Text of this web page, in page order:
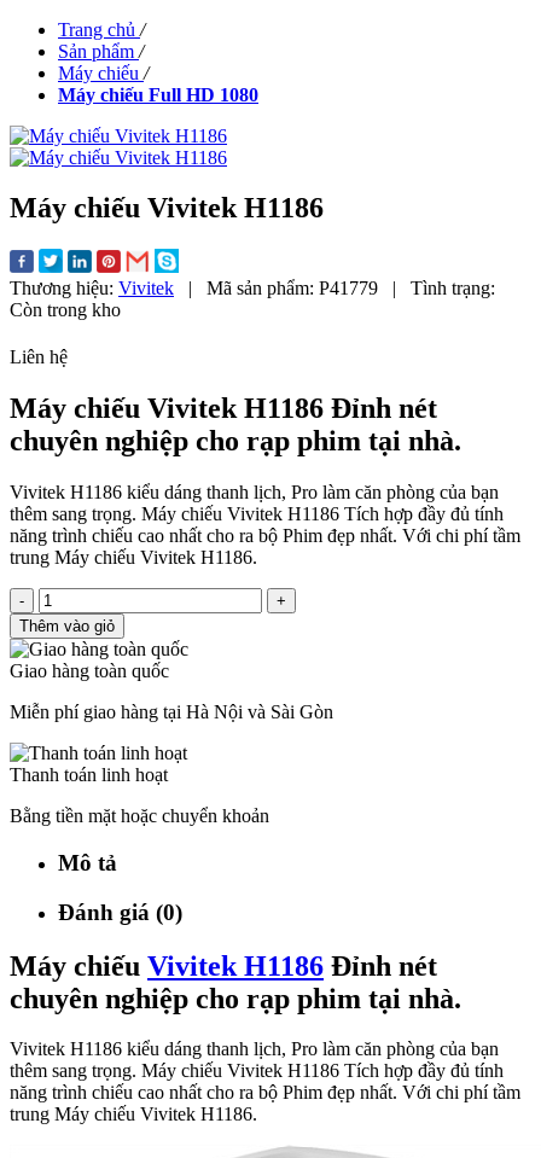
Trang chủ /
Sản phẩm /
Máy chiếu /
Máy chiếu Full HD 1080
Máy chiếu Vivitek H1186
Thương hiệu: Vivitek | Mã sản phẩm: P41779 |
Tình trạng:
Còn trong kho
Liên hệ
Máy chiếu Vivitek H1186 Đỉnh nét
chuyên nghiệp cho rạp phim tại nhà.
Vivitek H1186 kiểu dáng thanh lịch, Pro làm căn phòng của bạn
thêm sang trọng. Máy chiếu Vivitek H1186 Tích hợp đầy đủ tính
năng trình chiếu cao nhất cho ra bộ Phim đẹp nhất. Với chi phí tầm
trung Máy chiếu Vivitek H1186.
-
+
Thêm vào giỏ
Giao hàng toàn quốc
Miễn phí giao hàng tại Hà Nội và Sài Gòn
Thanh toán linh hoạt
Bằng tiền mặt hoặc chuyển khoản
Mô tả
Đánh giá (0)
Máy chiếu Vivitek H1186 Đỉnh nét
chuyên nghiệp cho rạp phim tại nhà.
Vivitek H1186 kiểu dáng thanh lịch, Pro làm căn phòng của bạn
thêm sang trọng. Máy chiếu Vivitek H1186 Tích hợp đầy đủ tính
năng trình chiếu cao nhất cho ra bộ Phim đẹp nhất. Với chi phí tầm
trung Máy chiếu Vivitek H1186.